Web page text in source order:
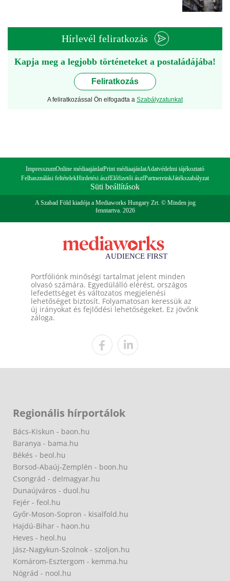
Hírlevél feliratkozás
Kapja meg a legjobb történeteket a postaládájába!
Feliratkozás
A feliratkozással Ön elfogadta a Szabályzatunkat
ImpresszumOnline médiaajánlatPrint médiaajánlatAdatvédelmi tájékoztató
Felhasználási feltételekHirdetési ászfElőfizetői ászfPartnereinkJátékszabályzat
Süti beállítások
A Szabad Föld kiadója a Mediaworks Hungary Zrt. © Minden jog
fenntartva. 2026
Portfóliónk minőségi tartalmat jelent minden
olvasó számára. Egyedülálló elérést, országos
lefedettséget és változatos megjelenési
lehetőséget biztosít. Folyamatosan keressük az
új irányokat és fejlődési lehetőségeket. Ez jövőnk
záloga.
Regionális hírportálok
Bács-Kiskun - baon.hu
Baranya - bama.hu
Békés - beol.hu
Borsod-Abaúj-Zemplén - boon.hu
Csongrád - delmagyar.hu
Dunaújváros - duol.hu
Fejér - feol.hu
Győr-Moson-Sopron - kisalfold.hu
Hajdú-Bihar - haon.hu
Heves - heol.hu
Jász-Nagykun-Szolnok - szoljon.hu
Komárom-Esztergom - kemma.hu
Nógrád - nool.hu